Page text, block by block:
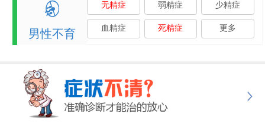
男性不育
无精症 弱精症 少精症
血精症 死精症 更多